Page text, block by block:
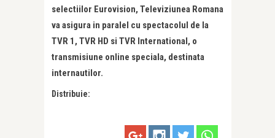
selectiilor Eurovision, Televiziunea Romana
va asigura in paralel cu spectacolul de la
TVR 1, TVR HD si TVR International, o
transmisiune online speciala, destinata
internautilor.
Distribuie: